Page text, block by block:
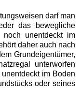
darf man
das bewegliche
noch unentdeckt im
daher auch nach
Grundeigentümer,
unterworfen
im Boden
oder seines